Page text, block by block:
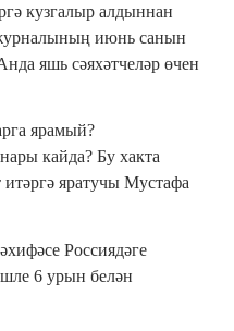
кузгалыр алдыннан
июнь санын
яшь сәяхәтчеләр өчен
ярамый?
кайда? Бу хакта
яратучы Мустафа
Россиядәге
6 урын белән